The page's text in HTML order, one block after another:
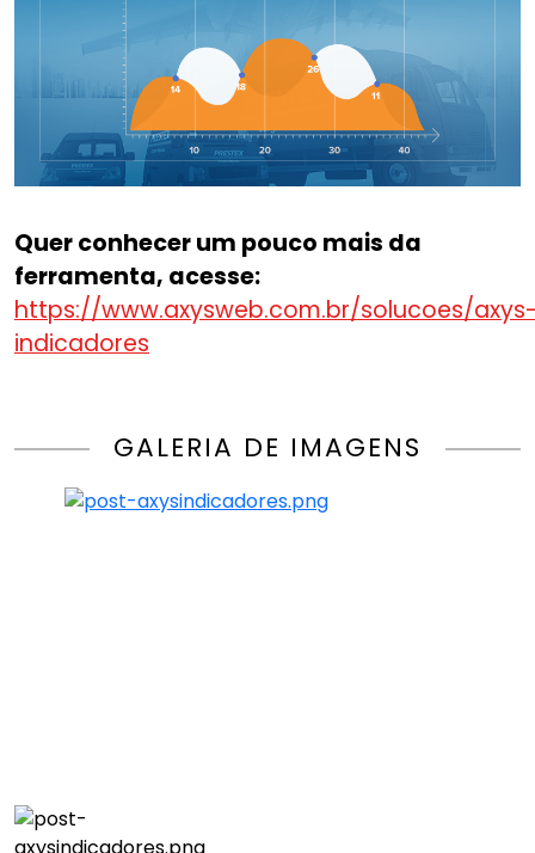
Quer conhecer um pouco mais da
ferramenta, acesse:
https://www.axysweb.com.br/solucoes/
indicadores
GALERIA DE IMAGENS